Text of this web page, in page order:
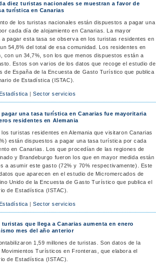
diez turistas nacionales se muestran a favor de
turística en Canarias
de los turistas nacionales están dispuestos a pagar una
cada día de alojamiento en Canarias. La mayor
a pagar esta tasa se observa en los turistas residentes en
54,8% del total de esa comunidad. Los residentes en
con un 34,7%, son los que menos dispuestos están a
Estos son varios de los datos que recoge el estudio de
de España de la Encuesta de Gasto Turístico que publica
de Estadística (ISTAC).
|Sector servicios
una tasa turística en Canarias fue mayoritaria
residentes en Alemania
turistas residentes en Alemania que visitaron Canarias
están dispuestos a pagar una tasa turística por cada
en Canarias. Los que procedían de las regiones de
y Brandeburgo fueron los que en mayor medida están
a asumir este gasto (72% y 70% respectivamente). Este
que aparecen en el estudio de Micromercados de
Unido de la Encuesta de Gasto Turístico que publica el
de Estadística (ISTAC).
|Sector servicios
turistas que llega a Canarias aumenta en enero
mes del año anterior
1,59 millones de turistas. Son datos de la
Turísticos en Fronteras, que elabora el
de Estadística (ISTAC).